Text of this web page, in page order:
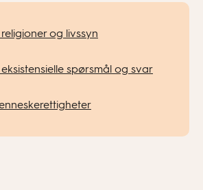
og livssyn
spørsmål og svar